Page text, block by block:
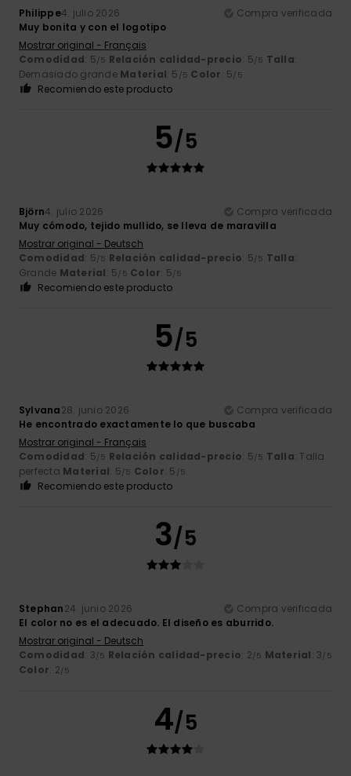
Philippe4. julio 2026
Compra verificada
Muy bonita y con el logotipo
Mostrar original - Français
Comodidad: 5 /5 Relación calidad-precio: 5 /5 Talla:
Demasiado grande Material: 5 /5 Color: 5 /5
Recomiendo este producto
5/5
Björn4. julio 2026
Compra verificada
Muy cómodo, tejido mullido, se lleva de maravilla
Mostrar original - Deutsch
Comodidad: 5 /5 Relación calidad-precio: 5 /5 Talla:
Grande Material: 5 /5 Color: 5 /5
Recomiendo este producto
5/5
Sylvana28. junio 2026
Compra verificada
He encontrado exactamente lo que buscaba
Mostrar original - Français
Comodidad: 5 /5 Relación calidad-precio: 5 /5 Talla: Talla
perfecta Material: 5 /5 Color: 5 /5
Recomiendo este producto
3/5
Stephan24. junio 2026
Compra verificada
El color no es el adecuado. El diseño es aburrido.
Mostrar original - Deutsch
Comodidad: 3 /5 Relación calidad-precio: 2 /5 Material: 3 /5
Color: 2 /5
4/5